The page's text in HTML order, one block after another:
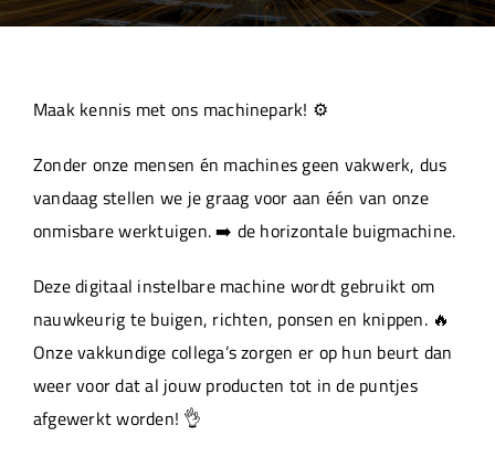
Machinepark
Werken bij
Maak kennis met ons machinepark! ⚙️
Zonder onze mensen én machines geen vakwerk, dus
vandaag stellen we je graag voor aan één van onze
onmisbare werktuigen. ➡️ de horizontale buigmachine.
Deze digitaal instelbare machine wordt gebruikt om
nauwkeurig te buigen, richten, ponsen en knippen. 🔥
Onze vakkundige collega’s zorgen er op hun beurt dan
weer voor dat al jouw producten tot in de puntjes
afgewerkt worden! 👌